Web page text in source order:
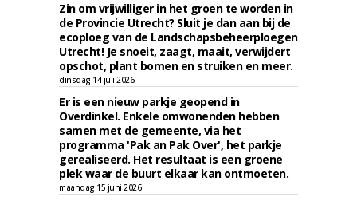
Zin om vrijwilliger in het groen te worden in
de Provincie Utrecht? Sluit je dan aan bij de
ecoploeg van de Landschapsbeheerploegen
Utrecht! Je snoeit, zaagt, maait, verwijdert
opschot, plant bomen en struiken en meer.
dinsdag 14 juli 2026
Er is een nieuw parkje geopend in
Overdinkel. Enkele omwonenden hebben
samen met de gemeente, via het
programma 'Pak an Pak Over', het parkje
gerealiseerd. Het resultaat is een groene
plek waar de buurt elkaar kan ontmoeten.
maandag 15 juni 2026